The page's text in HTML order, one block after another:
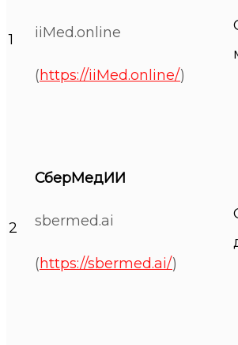
1 iiMed.online
(https://iiMed.online/)
2
СберМедИИ
sbermed.ai
(https://sbermed.ai/)